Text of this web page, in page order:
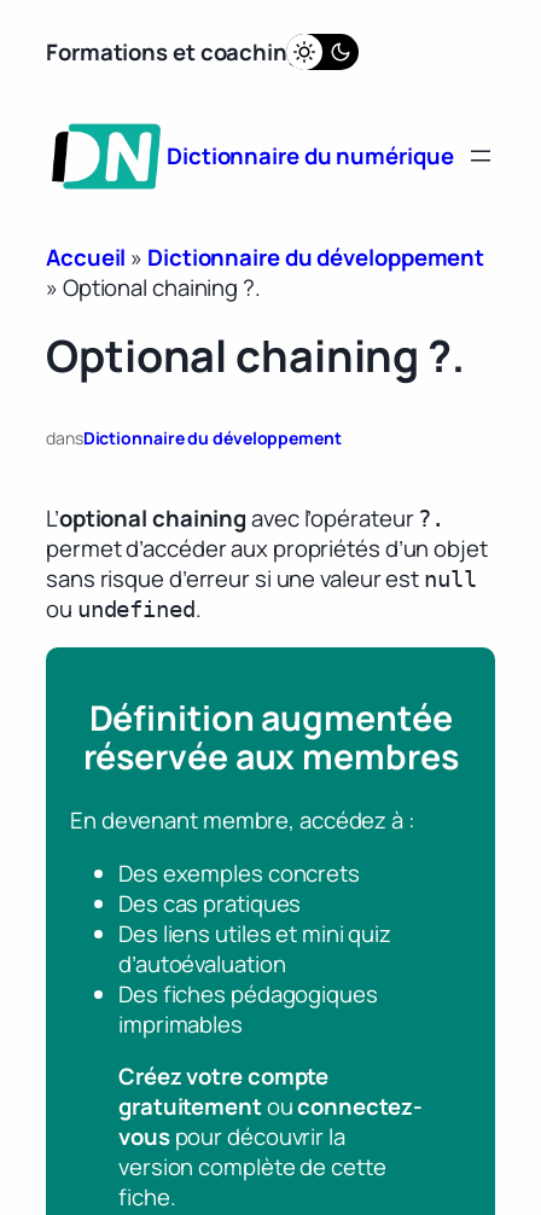
Formations et coaching
Dictionnaire du numérique
Accueil » Dictionnaire du développement
»Optional chaining ?.
Optional chaining ?.
dansDictionnaire du développement
L’optional chainingavec l’opérateur ?.
permet d’accéder aux propriétés d’un objet
sans risque d’erreur si une valeur est null
ou undefined.
Définition augmentée
réservée aux membres
En devenant membre, accédez à :
Des exemples concrets
Des cas pratiques
Des liens utiles et mini quiz
d’autoévaluation
Des fiches pédagogiques
imprimables
Créez votre compte
gratuitementouconnectez-
vouspour découvrir la
version complète de cette
fiche.